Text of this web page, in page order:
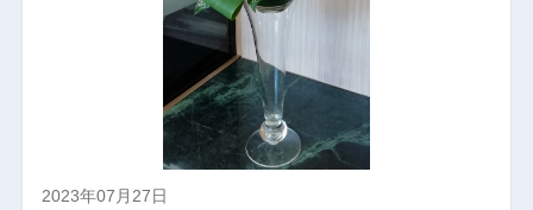
2023年07月27日